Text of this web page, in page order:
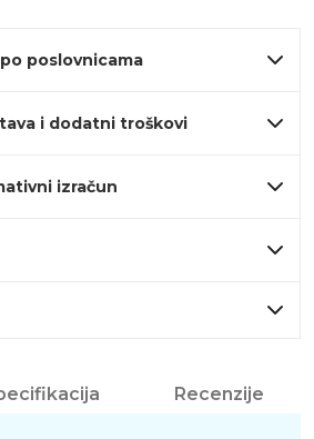
poslovnicama
i dodatni troškovi
izračun
Recenzije